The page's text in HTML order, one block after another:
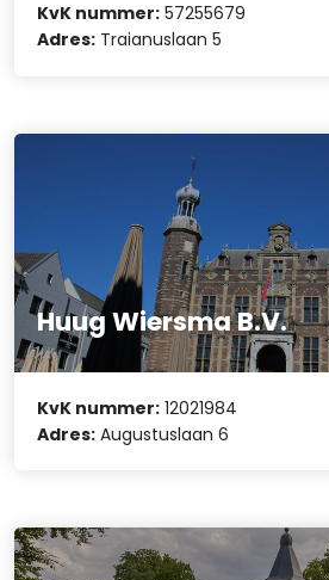
KvK nummer: 57255679
Adres: Traianuslaan 5
Huug Wiersma B.V.
KvK nummer: 12021984
Adres: Augustuslaan 6